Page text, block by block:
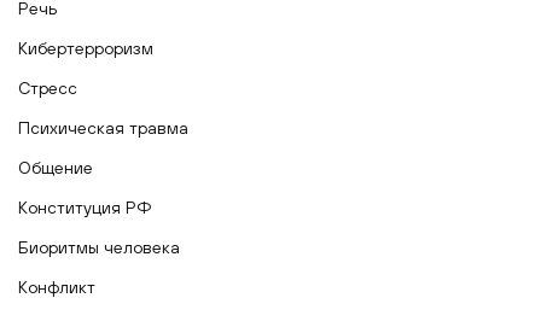
Речь
Кибертерроризм
Стресс
Психическая травма
Общение
Конституция РФ
Биоритмы человека
Конфликт